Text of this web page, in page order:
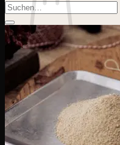
Es befinden sich
Zurück zum Shop
Suchen
nach: